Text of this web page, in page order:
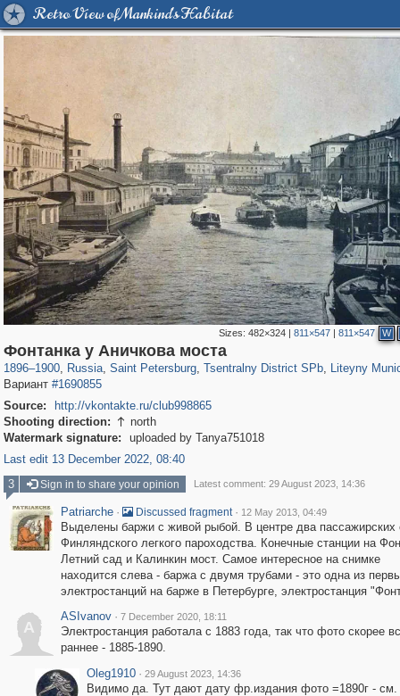
Retro View of Mankind's Habitat
Sizes:482×324 |811×547 |811×547 W
Фонтанка у Аничкова моста
1896–1900, Russia
1,406,856 29,243
, Saint Petersburg
197,175 5,709
, Tsentralny District SPb
50,244
, Liteyny
Вариант #1690855
Source:
http://vkontakte.ru/club998865
Shooting direction:  north
Watermark signature:
uploaded by Tanya751018
Last edit 13 December 2022, 08:40
3
Sign in to share your opinion Latest comment: 29 August 2023, 14:36
Patriarche · Discussed fragment · 12 May 2013, 04:49
Выделены баржи с живой рыбой. В центре два пассажирских
Финляндского легкого пароходства. Конечные станции на
Летний сад и Калинкин мост. Самое интересное на снимке
находится слева - баржа с двумя трубами - это одна из
электростанций на барже в Петербурге, электростанция
A
ASIvanov · 7 December 2020, 18:11
Электростанция работала с 1883 года, так что фото скорее
раннее - 1885-1890.
Oleg1910 · 29 August 2023, 14:36
Видимо да. Тут дают дату фр.издания фото =1890г - см.